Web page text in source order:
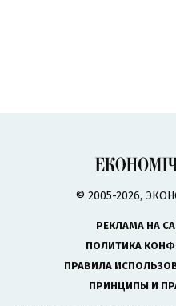
© 2005-2026,
РЕКЛАМА НА
ПОЛИТИКА
ПРАВИЛА
ПРИНЦИПЫ И